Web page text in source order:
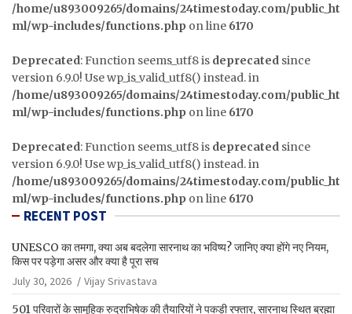
/home/u893009265/domains/24timestoday.com/public_ht
ml/wp-includes/functions.php on line 6170
Deprecated: Function seems_utf8 is deprecated since
version 6.9.0! Use wp_is_valid_utf8() instead. in
/home/u893009265/domains/24timestoday.com/public_ht
ml/wp-includes/functions.php on line 6170
Deprecated: Function seems_utf8 is deprecated since
version 6.9.0! Use wp_is_valid_utf8() instead. in
/home/u893009265/domains/24timestoday.com/public_ht
ml/wp-includes/functions.php on line 6170
RECENT POST
UNESCO का तमगा, क्या अब बदलेगा सारनाथ का भविष्य? जानिए क्या होंगे नए नियम,
किस पर पड़ेगा असर और क्या है पूरा सच
July 30, 2026
Vijay Srivastava
501 परिवारों के सामूहिक रुद्राभिषेक की तैयारियों ने पकड़ी रफ्तार, सारनाथ स्थित ब्रह्मा